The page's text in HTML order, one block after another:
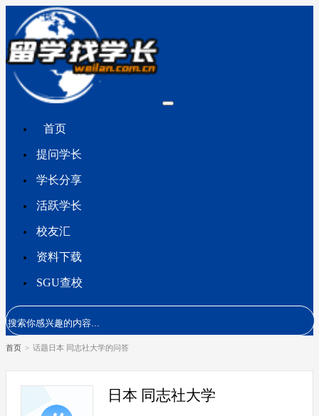
首页
提问学长
学长分享
活跃学长
校友汇
资料下载
SGU查校
首页 > 话题日本 同志社大学的问答
日本 同志社大学